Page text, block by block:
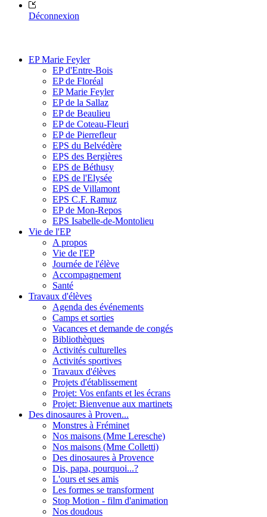
Déconnexion
EP Marie Feyler
EP d'Entre-Bois
EP de Floréal
EP Marie Feyler
EP de la Sallaz
EP de Beaulieu
EP de Coteau-Fleuri
EP de Pierrefleur
EPS du Belvédère
EPS des Bergières
EPS de Béthusy
EPS de l'Elysée
EPS de Villamont
EPS C.F. Ramuz
EP de Mon-Repos
EPS Isabelle-de-Montolieu
Vie de l'EP
A propos
Vie de l'EP
Journée de l'élève
Accompagnement
Santé
Travaux d'élèves
Agenda des événements
Camps et sorties
Vacances et demande de congés
Bibliothèques
Activités culturelles
Activités sportives
Travaux d'élèves
Projets d'établissement
Projet: Vos enfants et les écrans
Projet: Bienvenue aux martinets
Des dinosaures à Proven...
Monstres à Fréminet
Nos maisons (Mme Leresche)
Nos maisons (Mme Colletti)
Des dinosaures à Provence
Dis, papa, pourquoi...?
L'ours et ses amis
Les formes se transforment
Stop Motion - film d'animation
Nos doudous